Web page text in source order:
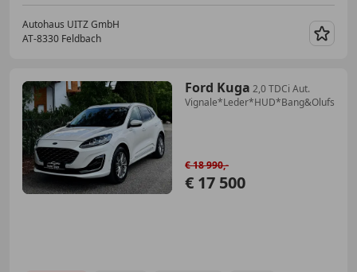
Autohaus UITZ GmbH
AT-8330 Feldbach
Ford Kuga 2,0 TDCi Aut.
€ 17 500
€ 18 990,-